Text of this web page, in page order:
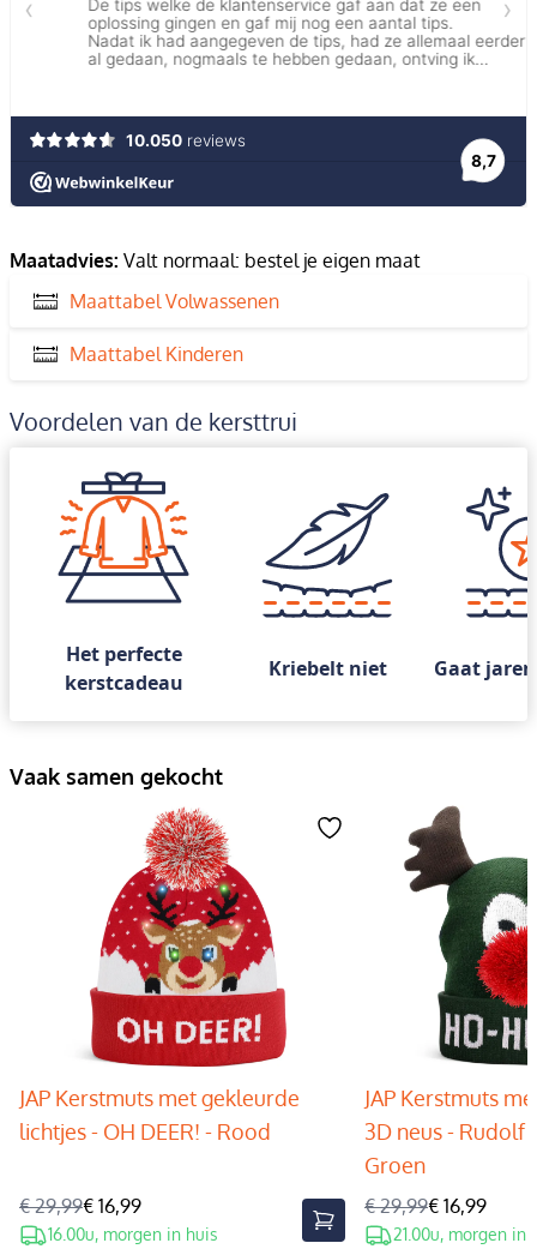
Maatadvies: Valt normaal: bestel je eigen maat
Maattabel Volwassenen
Maattabel Kinderen
Voordelen van de kersttrui
Het perfecte
kerstcadeau
Kriebelt niet Gaat
Vaak samen gekocht
JAP Kerstmuts met gekleurde
lichtjes - OH DEER! - Rood
€ 29,99€ 16,99
16.00u, morgen in huis
JAP Kerstmuts
3D neus - Rudolf
Groen
€ 29,99€ 16,99
21.00u, morgen in